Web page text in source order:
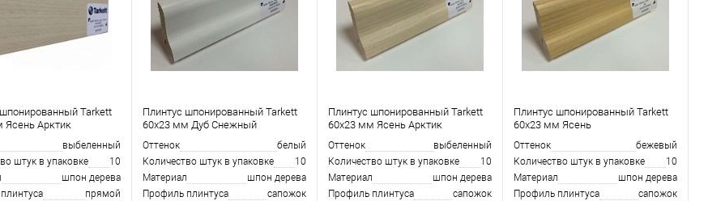
Tarkett
Ясень Арктик
выбеленный
штук в упаковке
10
шпон дерева
прямой
Плинтус шпонированный Tarkett
60x23 мм Дуб Снежный
Оттенок
белый
Количество штук в упаковке
10
Материал
шпон дерева
Профиль плинтуса
сапожoк
Плинтус шпонированный Tarkett
60x23 мм Ясень Арктик
Оттенок
выбеленный
Количество штук в упаковке
10
Материал
шпон дерева
Профиль плинтуса
сапожoк
Плинтус шпонированный Tarkett
60x23 мм Ясень
Оттенок
бежевый
Количество штук в упаковке
10
Материал
шпон дерева
Профиль плинтуса
сапожoк